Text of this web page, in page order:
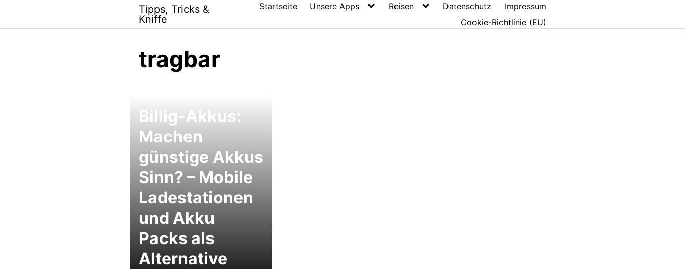
content
Tipps, Tricks &
Kniffe
Startseite Unsere Apps Reisen Datenschutz
Impressum
Cookie-Richtlinie (EU)
tragbar
Billig-Akkus:
Machen
günstige Akkus
Sinn? – Mobile
Ladestationen
und Akku
Packs als
Alternative